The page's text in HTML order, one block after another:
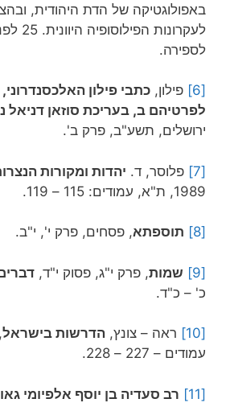
באפולוגטיקה של הדת היהודית,
לספירה.
[6] פילון, כתבי פילון
לפרטיהם ב, בעריכת סוזאן דניאל
ירושלים, תשע"ב, פרק ב'.
[7] פלוסר, ד. יהדות ומקורות
1989, ת"א, עמודים: 115 – 119.
[8] תוספתא, פסחים, פרק י', י"ב.
[9] שמות, פרק י"ג, פסוק י"ד,
כ' – כ"ד.
[10] ראה – צונץ, הדרשות בישראל
עמודים – 227 – 228.
[11] רב סעדיה בן יוסף אלפיומי